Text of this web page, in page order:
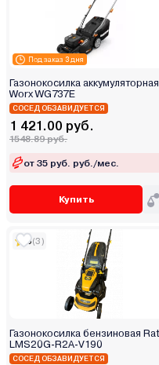
Под заказ 3 дня
Газонокосилка аккумуляторная
Worx WG737E
СОСЕД ОБЗАВИДУЕТСЯ
1 421.00 руб.
1548.89 руб.
от 35 руб. руб./мес.
Купить
5(3)
Газонокосилка бензиновая
LMS20G-R2A-V190
СОСЕД ОБЗАВИДУЕТСЯ